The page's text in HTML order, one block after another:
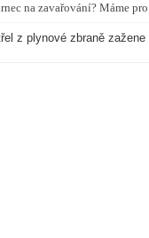
na zavařování? Máme
stolu
z plynové zbraně